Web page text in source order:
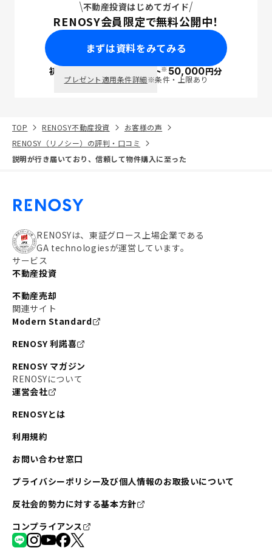
不動産投資はじめてガイド
RENOSY会員限定で無料公開中！
まずは資料をみてみる
初回面談で ポイント※50,000円分
プレゼント適用条件詳細※条件・上限あり
TOP RENOSY不動産投資
お客様の声
RENOSY（リノシー）の評判・口コミ
説明が行き届いており、信頼して物件購入に至った
RENOSYは、東証グロース上場企業である
GA technologiesが運営しています。
サービス
不動産投資
不動産売却
関連サイト
Modern Standard
RENOSY 利諾喜
RENOSY マガジン
RENOSYについて
運営会社
RENOSYとは
利用規約
お問い合わせ窓口
プライバシーポリシー及び個人情報のお取扱いについて
反社会的勢力に対する基本方針
コンプライアンス